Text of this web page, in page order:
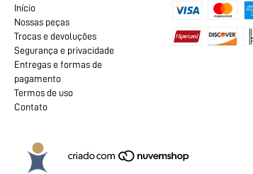
Início
Nossas peças
Trocas e devoluções
Segurança e privacidade
Entregas e formas de
pagamento
Termos de uso
Contato